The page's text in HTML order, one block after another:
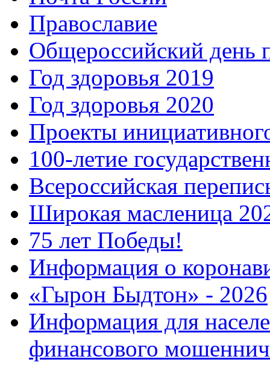
Православие
Общероссийский день
Год здоровья 2019
Год здоровья 2020
Проекты
100-летие
Всероссийская
Широкая масленица
75 лет Победы!
Информация о
«Гырон Быдтон» - 2026
Информация для
финансового